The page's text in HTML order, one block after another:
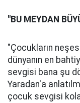
"BU MEYDAN
"Çocukların
dünyanın en
sevgisi bana şu
Yaradan'a
çocuk sevgisi